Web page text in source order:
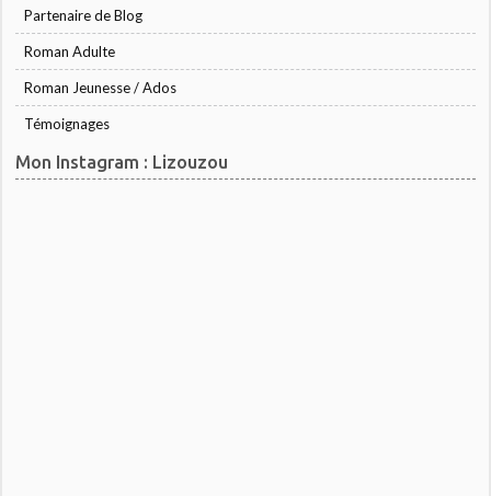
Partenaire de Blog
Roman Adulte
Roman Jeunesse / Ados
Témoignages
Mon Instagram : Lizouzou